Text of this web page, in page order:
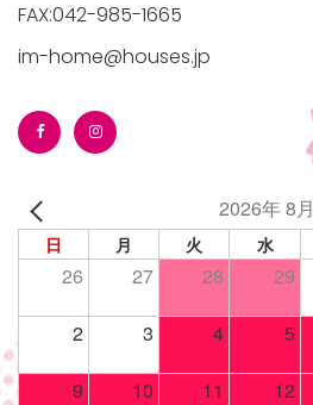
FAX:042-985-1665
im-home@houses.jp
2026年 8月
日 月 火 水
26 27 28 29
2 3 4 5
9 10 11 12